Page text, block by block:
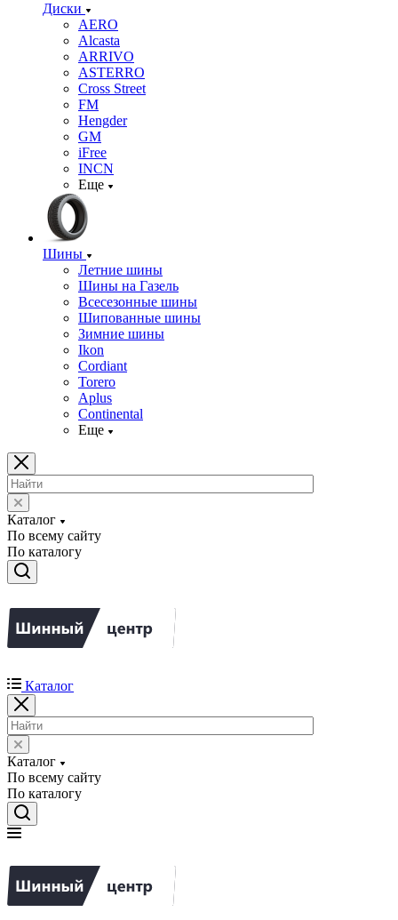
Диски
AERO
Alcasta
ARRIVO
ASTERRO
Cross Street
FM
Hengder
GM
iFree
INCN
Еще
Шины
Летние шины
Шины на Газель
Всесезонные шины
Шипованные шины
Зимние шины
Ikon
Cordiant
Torero
Aplus
Continental
Еще
Каталог
По всему сайту
По каталогу
Каталог
Каталог
По всему сайту
По каталогу